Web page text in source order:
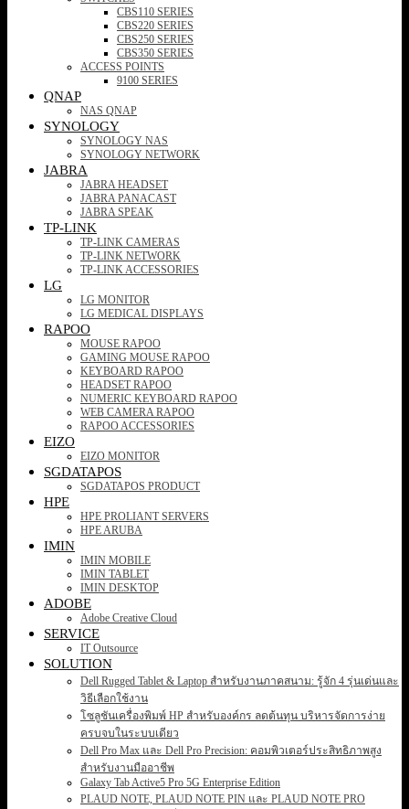
CBS110 SERIES
CBS220 SERIES
CBS250 SERIES
CBS350 SERIES
ACCESS POINTS
9100 SERIES
QNAP
NAS QNAP
SYNOLOGY
SYNOLOGY NAS
SYNOLOGY NETWORK
JABRA
JABRA HEADSET
JABRA PANACAST
JABRA SPEAK
TP-LINK
TP-LINK CAMERAS
TP-LINK NETWORK
TP-LINK ACCESSORIES
LG
LG MONITOR
LG MEDICAL DISPLAYS
RAPOO
MOUSE RAPOO
GAMING MOUSE RAPOO
KEYBOARD RAPOO
HEADSET RAPOO
NUMERIC KEYBOARD RAPOO
WEB CAMERA RAPOO
RAPOO ACCESSORIES
EIZO
EIZO MONITOR
SGDATAPOS
SGDATAPOS PRODUCT
HPE
HPE PROLIANT SERVERS
HPE ARUBA
IMIN
IMIN MOBILE
IMIN TABLET
IMIN DESKTOP
ADOBE
Adobe Creative Cloud
SERVICE
IT Outsource
SOLUTION
Dell Rugged Tablet & Laptop สำหรับงานภาคสนาม: รู้จัก 4 รุ่นเด่นและ
วิธีเลือกใช้งาน
โซลูชันเครื่องพิมพ์ HP สำหรับองค์กร ลดต้นทุน บริหารจัดการง่าย
ครบจบในระบบเดียว
Dell Pro Max และ Dell Pro Precision: คอมพิวเตอร์ประสิทธิภาพสูง
สำหรับงานมืออาชีพ
Galaxy Tab Active5 Pro 5G Enterprise Edition
PLAUD NOTE, PLAUD NOTE PIN และ PLAUD NOTE PRO